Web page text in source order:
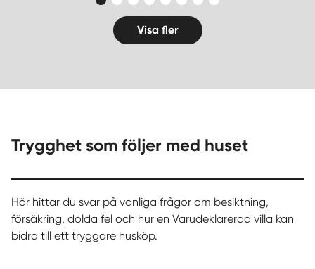
Visa fler
Trygghet som följer med huset
Här hittar du svar på vanliga frågor om besiktning,
försäkring, dolda fel och hur en Varudeklarerad villa kan
bidra till ett tryggare husköp.